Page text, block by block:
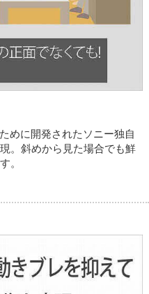
めに開発されたソニー独自
。斜めから見た場合でも鮮
。